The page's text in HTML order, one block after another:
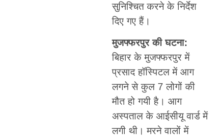
सुनिश्चित करने के निर्देश
दिए गए हैं।
मुजफ्फरपुर की घटना:
बिहार के मुजफ्फरपुर में
प्रसाद हॉस्पिटल में आग
लगने से कुल 7 लोगों की
मौत हो गयी है। आग
अस्पताल के आईसीयू वार्ड में
लगी थी। मरने वालों में